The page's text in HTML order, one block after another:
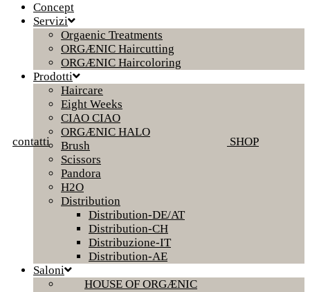
contatti SHOP
Concept
Servizi
Orgaenic Treatments
ORGÆNIC Haircutting
ORGÆNIC Haircoloring
Prodotti
Haircare
Eight Weeks
CIAO CIAO
ORGÆNIC HALO
Brush
Scissors
Pandora
H2O
Distribution
Distribution-DE/AT
Distribution-CH
Distribuzione-IT
Distribution-AE
Saloni
HOUSE OF ORGÆNIC